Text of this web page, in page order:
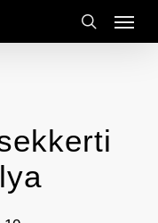
search
Menu